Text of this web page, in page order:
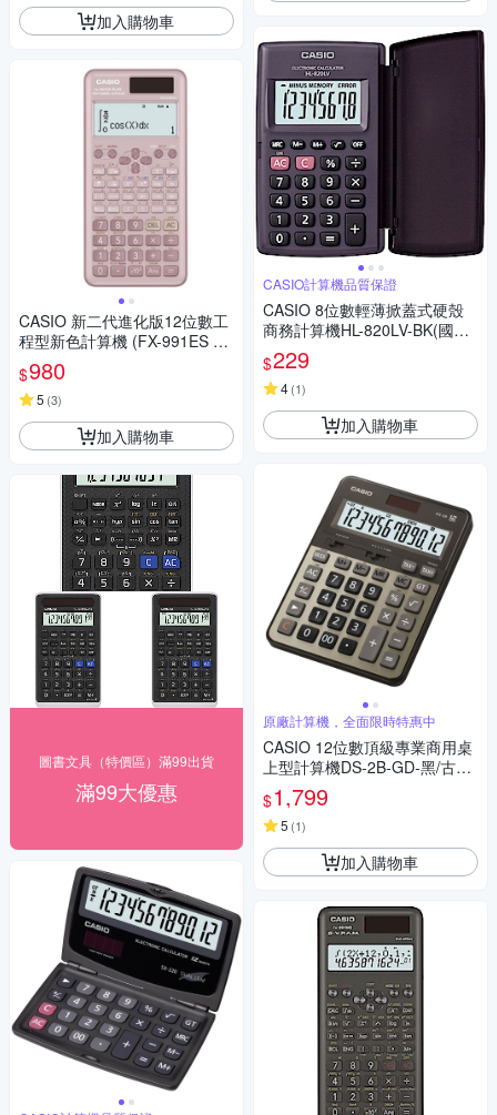
加入購物車
CASIO 新二代進化版12位數工
程型新色計算機 (FX-991ES PL
US-2-PK)莫蘭迪藕粉紅色
$980
5 (3)
加入購物車
圖書文具（特價區）滿99出貨
滿99大優惠
CASIO計算機品質保證
CASIO 8位數輕薄掀蓋式硬殼
商務計算機HL-820LV-BK(國家
考試專用機種)
$229
4(1)
加入購物車
原廠計算機，全面限時特惠中
CASIO 12位數頂級專業商用桌
上型計算機DS-2B-GD-黑/古銅
金色
$1,799
5 (1)
加入購物車